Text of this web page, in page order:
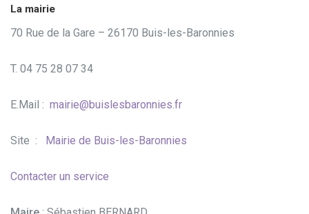
La mairie
70 Rue de la Gare – 26170 Buis-les-Baronnies
T. 04 75 28 07 34
E.Mail : mairie@buislesbaronnies.fr
Site : Mairie de Buis-les-Baronnies
Contacter un service